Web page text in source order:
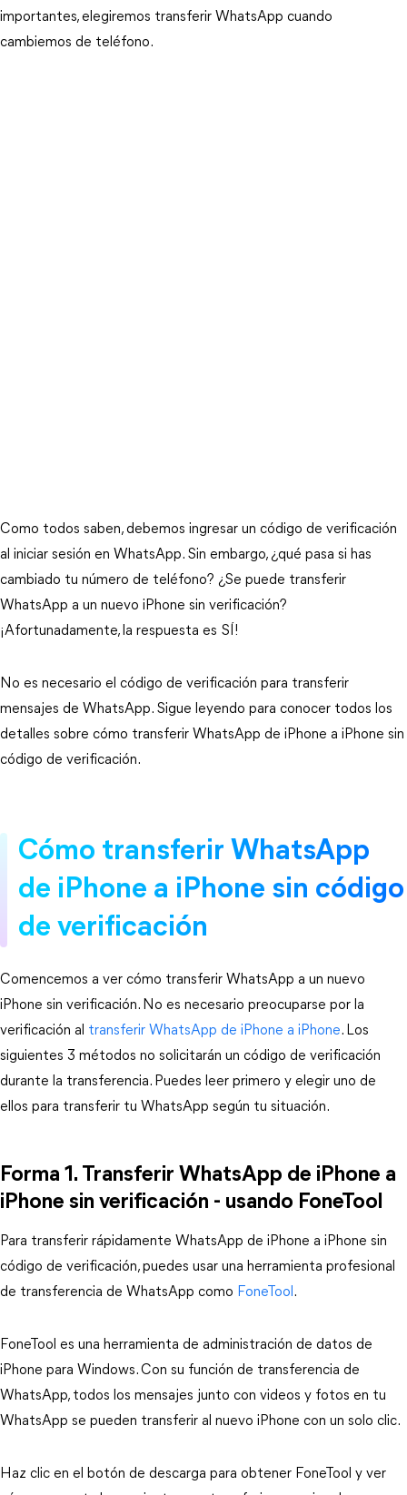
importantes, elegiremos transferir WhatsApp cuando
cambiemos de teléfono.
Como todos saben, debemos ingresar un código de verificación
al iniciar sesión en WhatsApp. Sin embargo, ¿qué pasa si has
cambiado tu número de teléfono? ¿Se puede transferir
WhatsApp a un nuevo iPhone sin verificación?
¡Afortunadamente, la respuesta es SÍ!
No es necesario el código de verificación para transferir
mensajes de WhatsApp. Sigue leyendo para conocer todos los
detalles sobre cómo transferir WhatsApp de iPhone a iPhone sin
código de verificación.
Cómo transferir WhatsApp
de iPhone a iPhone sin código
de verificación
Comencemos a ver cómo transferir WhatsApp a un nuevo
iPhone sin verificación. No es necesario preocuparse por la
verificación al transferir WhatsApp de iPhone a iPhone. Los
siguientes 3 métodos no solicitarán un código de verificación
durante la transferencia. Puedes leer primero y elegir uno de
ellos para transferir tu WhatsApp según tu situación.
Forma 1. Transferir WhatsApp de iPhone a
iPhone sin verificación - usando FoneTool
Para transferir rápidamente WhatsApp de iPhone a iPhone sin
código de verificación, puedes usar una herramienta profesional
de transferencia de WhatsApp como FoneTool .
FoneTool es una herramienta de administración de datos de
iPhone para Windows. Con su función de transferencia de
WhatsApp, todos los mensajes junto con videos y fotos en tu
WhatsApp se pueden transferir al nuevo iPhone con un solo clic.
Haz clic en el botón de descarga para obtener FoneTool y ver